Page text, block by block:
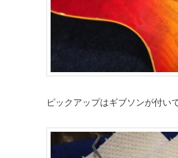
ピックアップはギブソンが付い